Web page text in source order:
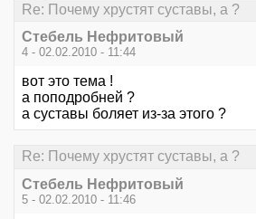
Re: Почему хрустят суставы, а ?
Стебель Нефритовый
4 - 02.02.2010 - 11:44
вот это тема !
а поподробней ?
а суставы боляет из-за этого ?
Re: Почему хрустят суставы, а ?
Стебель Нефритовый
5 - 02.02.2010 - 11:46